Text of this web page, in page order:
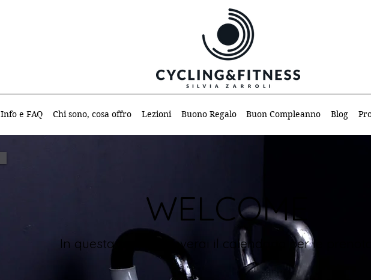
Info e FAQ Chi sono, cosa offro Lezioni Buono Regalo Buon Compleanno Blog
WELCOME
In questa pagina troverai il calendario per le